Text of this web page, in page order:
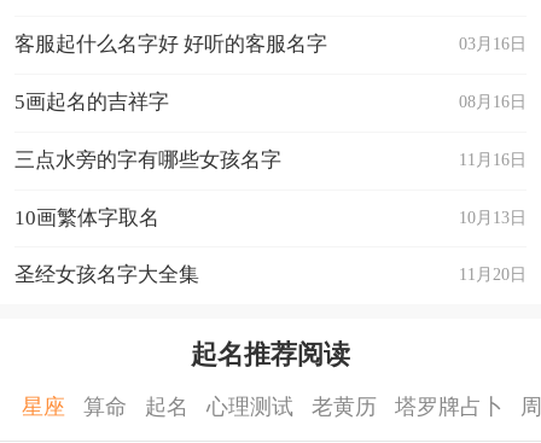
03月16日
客服起什么名字好 好听的客服名字
08月16日
5画起名的吉祥字
11月16日
三点水旁的字有哪些女孩名字
10月13日
10画繁体字取名
11月20日
圣经女孩名字大全集
起名推荐阅读
星座 算命 起名 心理测试 老黄历 塔罗牌占卜